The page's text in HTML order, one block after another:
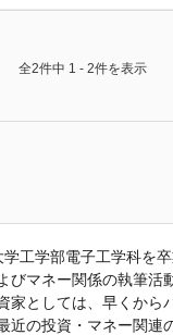
全2件中 1 - 2件を表示
工学部電子工学科を
びマネー関係の執筆活
家としては、早くから
近の投資・マネー関連